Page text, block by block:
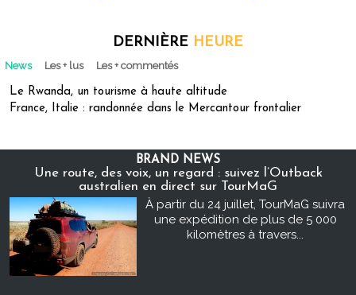
DERNIÈRE HEURE
News Les + lus Les + commentés
Le Rwanda, un tourisme à haute altitude
France, Italie : randonnée dans le Mercantour frontalier
BRAND NEWS
Une route, des voix, un regard : suivez l’Outback
australien en direct sur TourMaG
À partir du 24 juillet, TourMaG suivra
une expédition de plus de 5 000
kilomètres à travers...